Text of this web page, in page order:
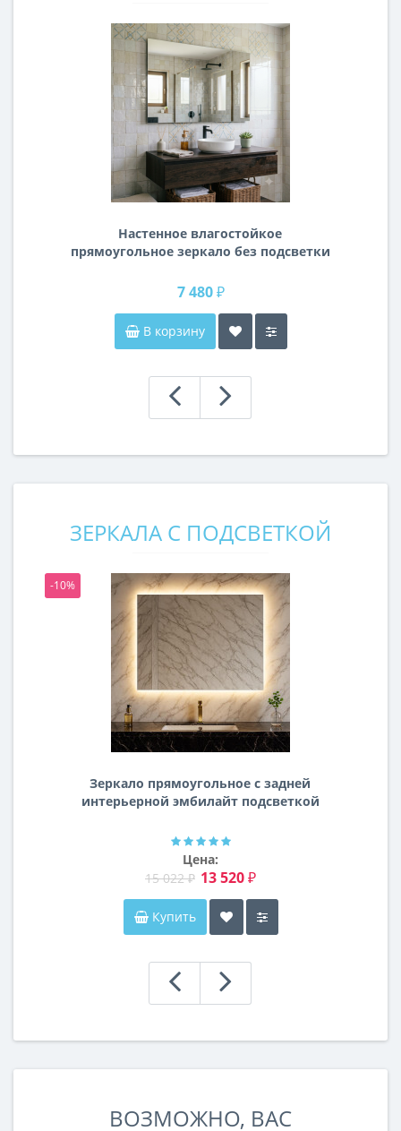
Настенное влагостойкое
прямоугольное зеркало без подсветки
7 480 ₽
В корзину
ЗЕРКАЛА С ПОДСВЕТКОЙ
-10%
Зеркало прямоугольное с задней
интерьерной эмбилайт подсветкой
Цена:
15 022 ₽ 13 520 ₽
Купить
ВОЗМОЖНО, ВАС